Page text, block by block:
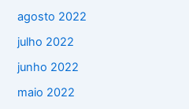
agosto 2022
julho 2022
junho 2022
maio 2022